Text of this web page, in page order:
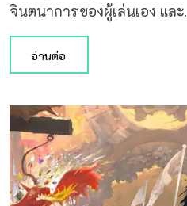
จินตนาการของผู้เล่นเอง และ.
อ่านต่อ